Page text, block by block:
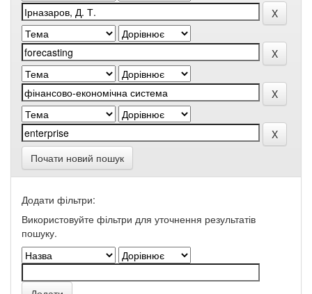
Почати новий пошук
Додати фільтри:
Використовуйте фільтри для уточнення результатів
пошуку.